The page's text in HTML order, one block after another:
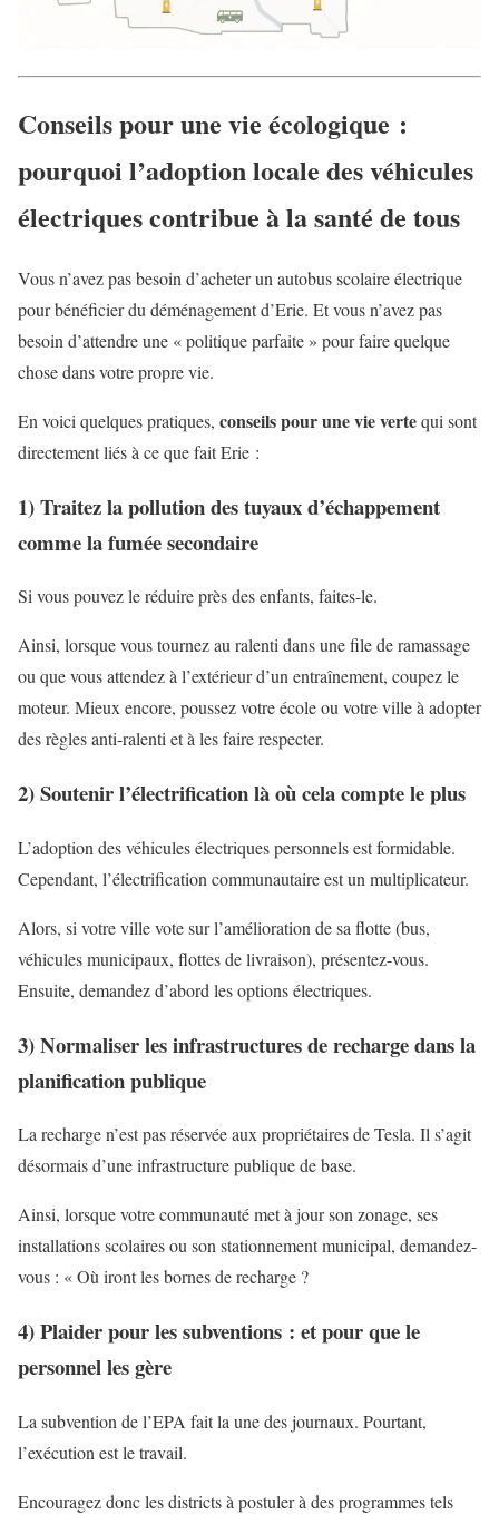
Conseils pour une vie écologique :
pourquoi l’adoption locale des véhicules
électriques contribue à la santé de tous
Vous n’avez pas besoin d’acheter un autobus scolaire électrique
pour bénéficier du déménagement d’Erie. Et vous n’avez pas
besoin d’attendre une « politique parfaite » pour faire quelque
chose dans votre propre vie.
En voici quelques pratiques, conseils pour une vie vertequi sont
directement liés à ce que fait Erie :
1) Traitez la pollution des tuyaux d’échappement
comme la fumée secondaire
Si vous pouvez le réduire près des enfants, faites-le.
Ainsi, lorsque vous tournez au ralenti dans une file de ramassage
ou que vous attendez à l’extérieur d’un entraînement, coupez le
moteur. Mieux encore, poussez votre école ou votre ville à adopter
des règles anti-ralenti et à les faire respecter.
2) Soutenir l’électrification là où cela compte le plus
L’adoption des véhicules électriques personnels est formidable.
Cependant, l’électrification communautaire est un multiplicateur.
Alors, si votre ville vote sur l’amélioration de sa flotte (bus,
véhicules municipaux, flottes de livraison), présentez-vous.
Ensuite, demandez d’abord les options électriques.
3) Normaliser les infrastructures de recharge dans la
planification publique
La recharge n’est pas réservée aux propriétaires de Tesla. Il s’agit
désormais d’une infrastructure publique de base.
Ainsi, lorsque votre communauté met à jour son zonage, ses
installations scolaires ou son stationnement municipal, demandez-
vous : « Où iront les bornes de recharge ?
4) Plaider pour les subventions : et pour que le
personnel les gère
La subvention de l’EPA fait la une des journaux. Pourtant,
l’exécution est le travail.
Encouragez donc les districts à postuler à des programmes tels